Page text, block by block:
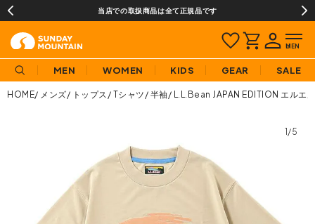
当店での取扱商品は全て正規品です
MEN WOMEN KIDS GEAR SALE
HOME メンズ トップス Tシャツ 半袖 L.L.Bean JAPAN EDITION エルエ
1/5